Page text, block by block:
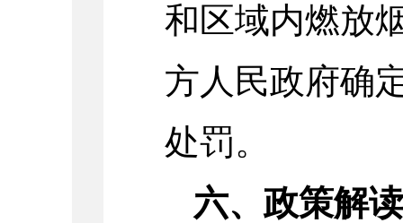
和区域内燃放
方人民政府确
处罚。
六、政策解